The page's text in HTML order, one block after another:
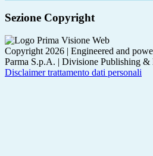
Sezione Copyright
Copyright 2026 | Engineered and
Parma S.p.A. | Divisione Publishing
Disclaimer trattamento dati personali